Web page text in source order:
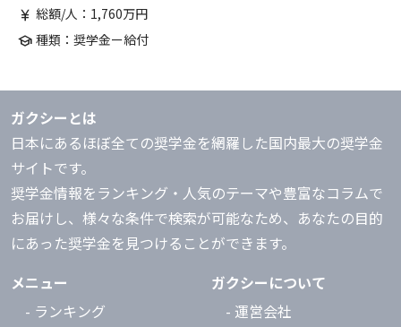
currency_yen 総額/人：1,760万円
school 種類：奨学金ー給付
ガクシーとは
日本にあるほぼ全ての奨学金を網羅した国内最大の奨学金
サイトです。
奨学金情報をランキング・人気のテーマや豊富なコラムで
お届けし、様々な条件で検索が可能なため、あなたの目的
にあった奨学金を見つけることができます。
メニュー
- ランキング
ガクシーについて
- 運営会社